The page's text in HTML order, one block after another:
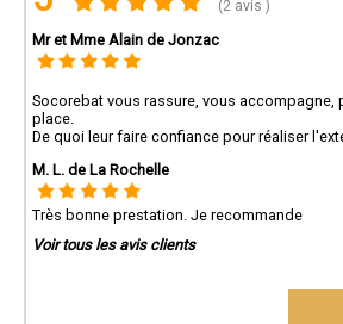
(2 avis )
Mr et Mme Alain de Jonzac
Socorebat vous rassure, vous accompagne,
place.
De quoi leur faire confiance pour réaliser
M. L. de La Rochelle
Très bonne prestation. Je recommande
Voir tous les avis clients